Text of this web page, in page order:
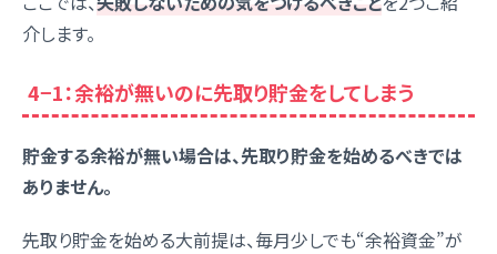
介します。
4−1：余裕が無いのに先取り貯金をしてしまう
貯金する余裕が無い場合は、先取り貯金を始めるべきでは
ありません。
先取り貯金を始める大前提は、毎月少しでも“余裕資金”が